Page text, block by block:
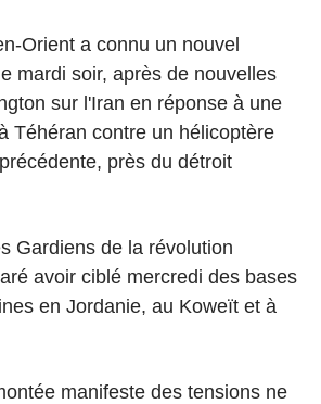
Orient a connu un nouvel
mardi soir, après de nouvelles
sur l'Iran en réponse à une
Téhéran contre un hélicoptère
près du détroit
Gardiens de la révolution
avoir ciblé mercredi des bases
en Jordanie, au Koweït et à
manifeste des tensions ne